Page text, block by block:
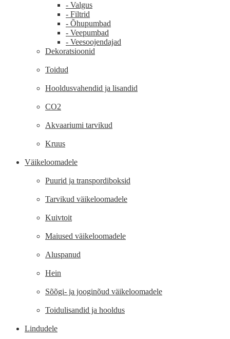
- Valgus
- Filtrid
- Õhupumbad
- Veepumbad
- Veesoojendajad
Dekoratsioonid
Toidud
Hooldusvahendid ja lisandid
CO2
Akvaariumi tarvikud
Kruus
Väikeloomadele
Puurid ja transpordiboksid
Tarvikud väikeloomadele
Kuivtoit
Maiused väikeloomadele
Aluspanud
Hein
Sõõgi- ja jooginõud väikeloomadele
Toidulisandid ja hooldus
Lindudele